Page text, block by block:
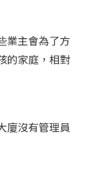
業主會為了方
的家庭，相對
廈沒有管理員